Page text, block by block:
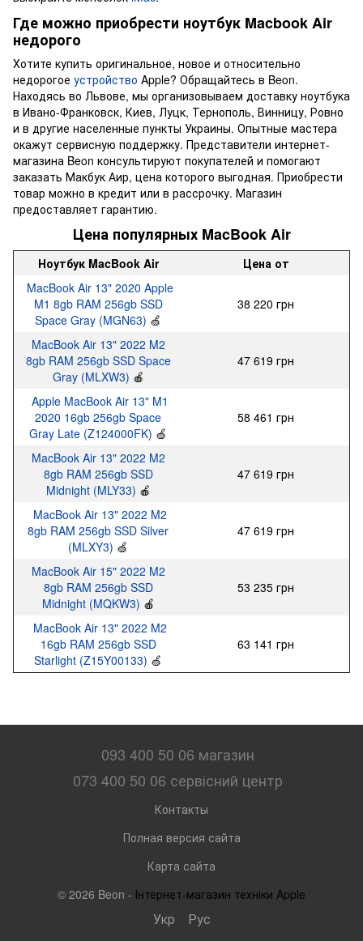
Где можно приобрести ноутбук Macbook Air
недорого
Хотите купить оригинальное, новое и относительно
недорогое устройство Apple? Обращайтесь в Beon.
Находясь во Львове, мы организовываем доставку ноутбука
в Ивано-Франковск, Киев, Луцк, Тернополь, Винницу, Ровно
и в другие населенные пункты Украины. Опытные мастера
окажут сервисную поддержку. Представители интернет-
магазина Beon консультируют покупателей и помогают
заказать Макбук Аир, цена которого выгодная. Приобрести
товар можно в кредит или в рассрочку. Магазин
предоставляет гарантию.
Цена популярных MacBook Air
Ноутбук MacBook Air
Цена от
MacBook Air 13" 2020 Apple
M1 8gb RAM 256gb SSD
Space Gray (MGN63) 🍏
38 220 грн
MacBook Air 13" 2022 M2
8gb RAM 256gb SSD Space
Gray (MLXW3) 🍎
47 619 грн
Apple MacBook Air 13" M1
2020 16gb 256gb Space
Gray Late (Z124000FK) 🍏
58 461 грн
MacBook Air 13" 2022 M2
8gb RAM 256gb SSD
Midnight (MLY33) 🍎
47 619 грн
MacBook Air 13" 2022 M2
8gb RAM 256gb SSD Silver
(MLXY3) 🍏
47 619 грн
MacBook Air 15" 2022 M2
8gb RAM 256gb SSD
Midnight (MQKW3) 🍎
53 235 грн
MacBook Air 13" 2022 M2
16gb RAM 256gb SSD
Starlight (Z15Y00133) 🍏
63 141 грн
093 400 50 06 магазин
073 400 50 06 сервісний центр
Контакты
Полная версия сайта
Карта сайта
© 2026 Beon - Інтернет-магазин техніки Apple
Укр Рус